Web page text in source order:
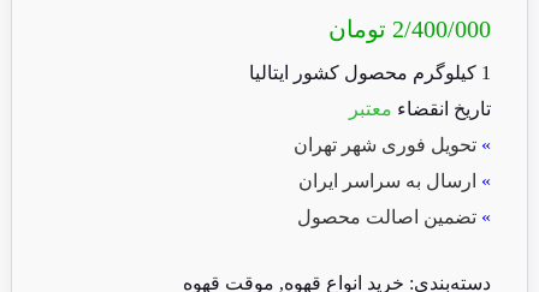
2/400/000 تومان
1 کیلوگرم محصول کشور ایتالیا
تاریخ انقضاء معتبر
» تحویل فوری شهر تهران
» ارسال به سراسر ایران
» تضمین اصالت محصول
دسته‌بندی: خرید انواع قهوه, موقت قهوه